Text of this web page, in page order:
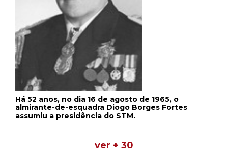
Há 52 anos, no dia 16 de agosto de 1965, o
almirante-de-esquadra Diogo Borges Fortes
assumiu a presidência do STM.
ver + 30